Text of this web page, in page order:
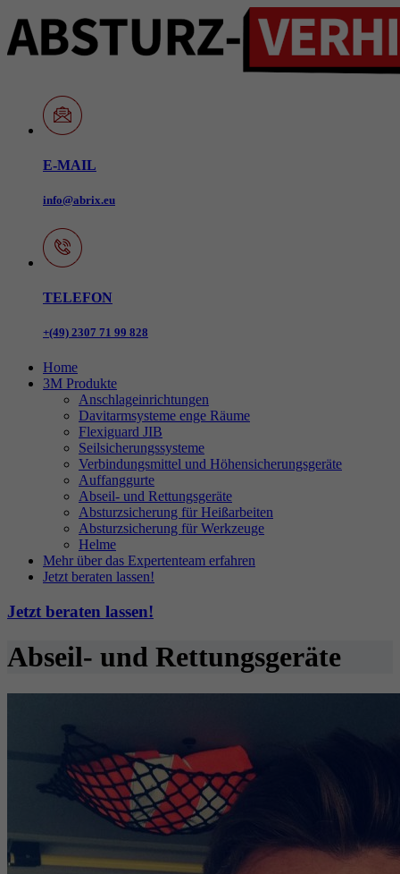
E-MAIL
info@abrix.eu
TELEFON
+(49) 2307 71 99 828
Home
3M Produkte
Anschlageinrichtungen
Davitarmsysteme enge Räume
Flexiguard JIB
Seilsicherungssysteme
Verbindungsmittel und Höhensicherungsgeräte
Auffanggurte
Abseil- und Rettungsgeräte
Absturzsicherung für Heißarbeiten
Absturzsicherung für Werkzeuge
Helme
Mehr über das Expertenteam erfahren
Jetzt beraten lassen!
Jetzt beraten lassen!
Abseil- und Rettungsgeräte